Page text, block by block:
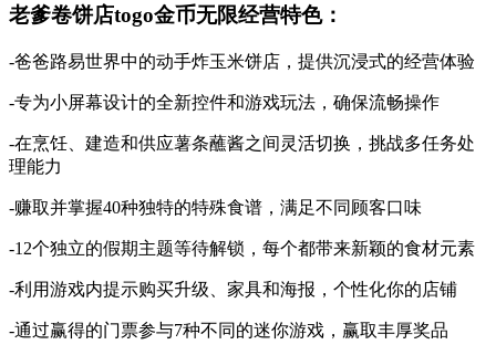
老爹卷饼店togo金币无限经营特色：
-爸爸路易世界中的动手炸玉米饼店，提供沉浸式的经营体验
-专为小屏幕设计的全新控件和游戏玩法，确保流畅操作
-在烹饪、建造和供应薯条蘸酱之间灵活切换，挑战多任务处
理能力
-赚取并掌握40种独特的特殊食谱，满足不同顾客口味
-12个独立的假期主题等待解锁，每个都带来新颖的食材元素
-利用游戏内提示购买升级、家具和海报，个性化你的店铺
-通过赢得的门票参与7种不同的迷你游戏，赢取丰厚奖品